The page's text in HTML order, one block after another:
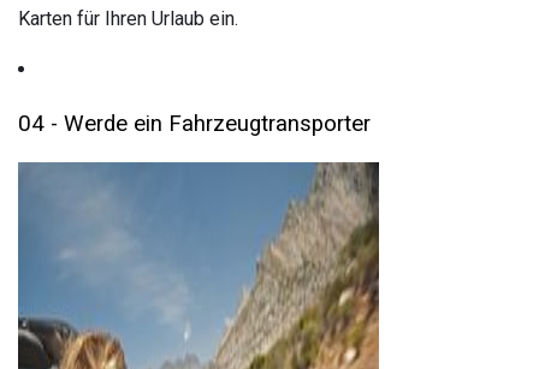
Karten für Ihren Urlaub ein.
04 - Werde ein Fahrzeugtransporter